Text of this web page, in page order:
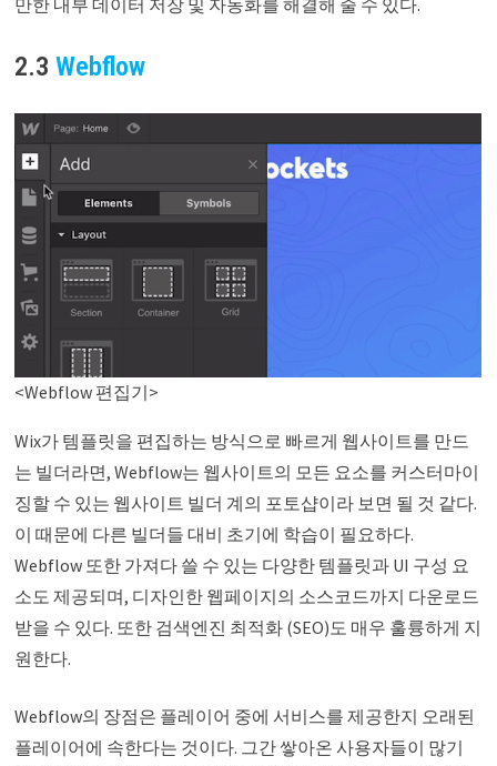
만한 내부 데이터 저장 및 자동화를 해결해 줄 수 있다.
2.3Webflow
<Webflow 편집기>
Wix가 템플릿을 편집하는 방식으로 빠르게 웹사이트를 만드
는 빌더라면, Webflow는 웹사이트의 모든 요소를 커스터마이
징할 수 있는 웹사이트 빌더 계의 포토샵이라 보면 될 것 같다.
이 때문에 다른 빌더들 대비 초기에 학습이 필요하다.
Webflow 또한 가져다 쓸 수 있는 다양한 템플릿과 UI 구성 요
소도 제공되며, 디자인한 웹페이지의 소스코드까지 다운로드
받을 수 있다. 또한 검색엔진 최적화 (SEO)도 매우 훌륭하게 지
원한다.
Webflow의 장점은 플레이어 중에 서비스를 제공한지 오래된
플레이어에 속한다는 것이다. 그간 쌓아온 사용자들이 많기